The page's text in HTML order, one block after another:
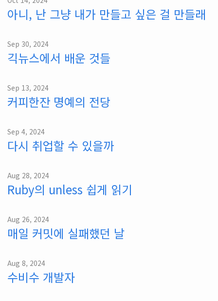
아니, 난 그냥 내가 만들고 싶은 걸 만들래
Sep 30, 2024
긱뉴스에서 배운 것들
Sep 13, 2024
커피한잔 명예의 전당
Sep 4, 2024
다시 취업할 수 있을까
Aug 28, 2024
Ruby의 unless 쉽게 읽기
Aug 26, 2024
매일 커밋에 실패했던 날
Aug 8, 2024
수비수 개발자